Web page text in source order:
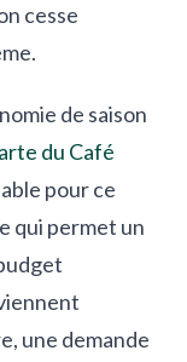
cesse
de saison
du Café
pour ce
qui permet un
une demande